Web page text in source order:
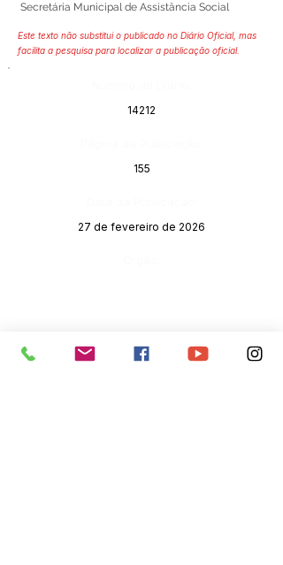
Secretária Municipal de Assistância Social
Este texto não substitui o publicado no Diário Oficial, mas
facilita a pesquisa para localizar a publicação oficial.
14212
155
27 de fevereiro de 2026